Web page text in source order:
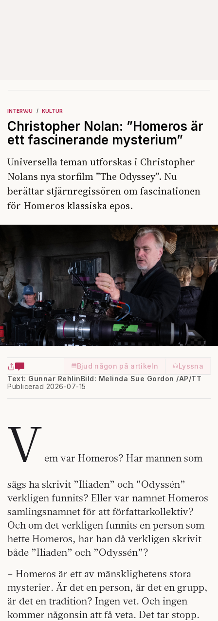
INTERVJU KULTUR
Christopher Nolan: ”Homeros är
ett fascinerande mysterium”
Universella teman utforskas i Christopher
Nolans nya storfilm ”The Odyssey”. Nu
berättar stjärnregissören om fascinationen
för Homeros klassiska epos.
Bjud någon på artikeln
Lyssna
Text: Gunnar Rehlin
Publicerad 2026-07-15
Bild: Melinda Sue Gordon /AP/TT
V em var Homeros? Har mannen som
sägs ha skrivit ”Iliaden” och ”Odyssén”
verkligen funnits? Eller var namnet Homeros
samlingsnamnet för att författarkollektiv?
Och om det verkligen funnits en person som
hette Homeros, har han då verkligen skrivit
både ”Iliaden” och ”Odyssén”?
– Homeros är ett av mänsklighetens stora
mysterier. Är det en person, är det en grupp,
är det en tradition? Ingen vet. Och ingen
kommer någonsin att få veta. Det tar stopp.